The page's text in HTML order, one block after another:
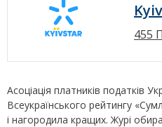
455
Асоціація платників податків
Всеукраїнського рейтингу
і нагородила кращих. Журі